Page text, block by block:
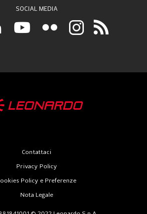
SOCIAL MEDIA
Contattaci
Privacy Policy
Policy e Preferenze
Nota Legale